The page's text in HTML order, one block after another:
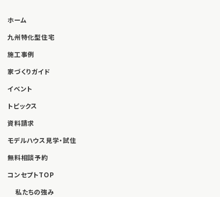
ホーム
九州特化型住宅
施工事例
家づくりガイド
イベント
トピックス
資料請求
モデルハウス見学・試住
無料相談予約
コンセプトTOP
私たちの強み